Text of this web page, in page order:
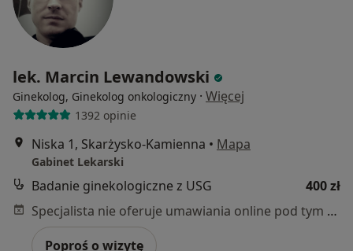
lek. Marcin Lewandowski
Ginekolog, Ginekolog onkologiczny · Więcej
1392 opinie
Niska 1, Skarżysko-Kamienna • Mapa
Gabinet Lekarski
Badanie ginekologiczne z USG
400 zł
Specjalista nie oferuje umawiania online pod tym adresem.
Poproś o wizytę